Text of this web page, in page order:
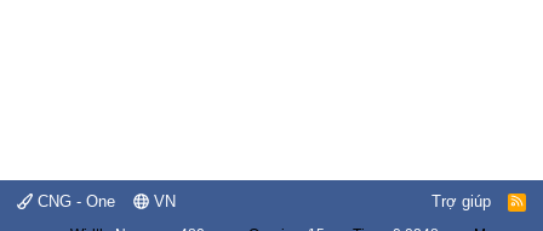
CNG - One VN Trợ giúp
R